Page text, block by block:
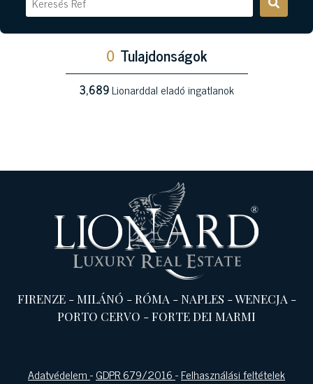
0 Tulajdonságok
3,689Lionarddal eladó ingatlanok
FIRENZE-MILÁNÓ -RÓMA -NAPLES -WENECJA -
PORTO CERVO -FORTE DEI MARMI
Adatvédelem-GDPR 679/2016-Felhasználási feltételek